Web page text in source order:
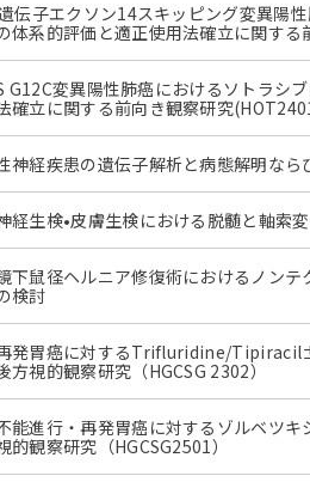
伝子エクソン14スキッピング変異陽
体系的評価と適正使用法確立に関す
G12C変異陽性肺癌におけるソトラシ
確立に関する前向き観察研究
神経疾患の遺伝子解析と病態解明な
経生検•皮膚生検における脱髄と軸索
下鼠径ヘルニア修復術におけるノン
検討
発胃癌に対するTrifluridine/
方視的観察研究（HGCSG 2302）
能進行・再発胃癌に対するゾルベツ
的観察研究（HGCSG2501）